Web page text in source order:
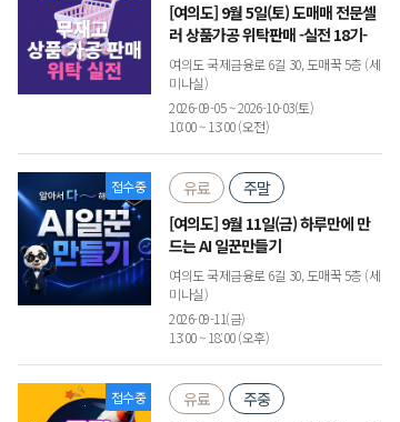
[여의도] 9월 5일(토) 도매매 전문셀
러 상품가공 위탁판매 -실전 18기-
여의도 국제금융로 6길 30, 도매꾹 5층 (세
미나실)
2026-09-05 ~ 2026-10-03(토)
10:00 ~ 13:00 (오전)
접수중 유료
주말
[여의도] 9월 11일(금) 하루만에 만
드는 AI 일꾼만들기
여의도 국제금융로 6길 30, 도매꾹 5층 (세
미나실)
2026-09-11(금)
13:00 ~ 18:00 (오후)
접수중 유료
주중